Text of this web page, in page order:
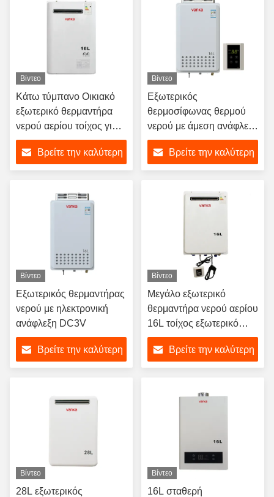
Βίντεο
Κάτω τύμπανο Οικιακό
εξωτερικό θερμαντήρα
νερού αερίου τοίχος για
μπάνιο
Βρείτε την καλύτερη
Βίντεο
Εξωτερικός
θερμοσίφωνας θερμού
νερού με άμεση ανάφλεξη
με φυσικό αέριο
Βρείτε την καλύτερη
Βίντεο
Εξωτερικός θερμαντήρας
νερού με ηλεκτρονική
ανάφλεξη DC3V
Βρείτε την καλύτερη
Βίντεο
Μεγάλο εξωτερικό
θερμαντήρα νερού αερίου
16L τοίχος εξωτερικό
θερμαντήρα νερού χωρίς
δεξαμενή 220V
Βρείτε την καλύτερη
Βίντεο
28L εξωτερικός
Βίντεο
16L σταθερή